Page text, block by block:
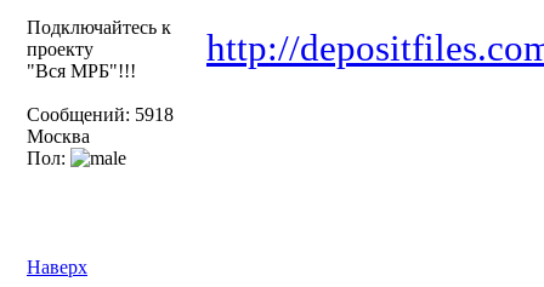
Подключайтесь к
проекту
"Вся МРБ"!!!
Сообщений: 5918
Москва
Пол:
http://
Наверх